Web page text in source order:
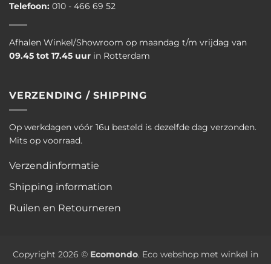
Telefoon: 010 - 466 69 52
Afhalen Winkel/Showroom op maandag t/m vrijdag van
09.45 tot 17.45 uur in Rotterdam
VERZENDING / SHIPPING
Op werkdagen vóór 16u besteld is dezelfde dag verzonden.
Mits op voorraad.
Verzendinformatie
Shipping information
Ruilen en Retourneren
Copyright 2026 © Ecomondo. Eco webshop met winkel in